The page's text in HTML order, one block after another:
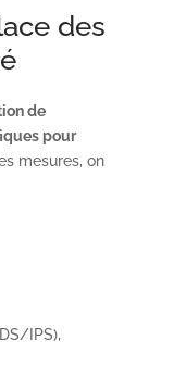
des
de
pour
mesures, on
IPS),